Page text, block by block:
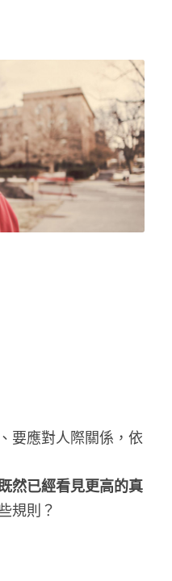
要應對人際關係，依
然已經看見更高的真
規則？